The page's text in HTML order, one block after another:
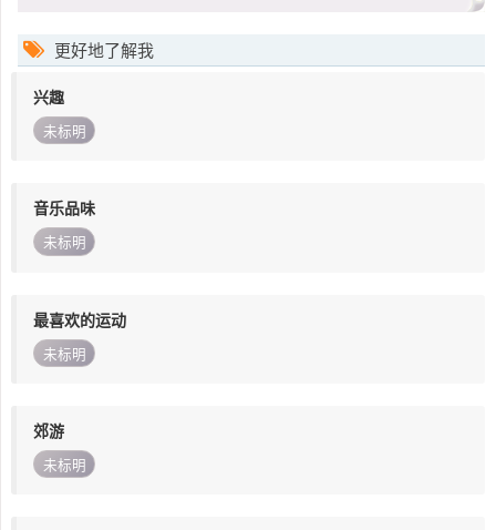
更好地了解我
兴趣
未标明
音乐品味
未标明
最喜欢的运动
未标明
郊游
未标明